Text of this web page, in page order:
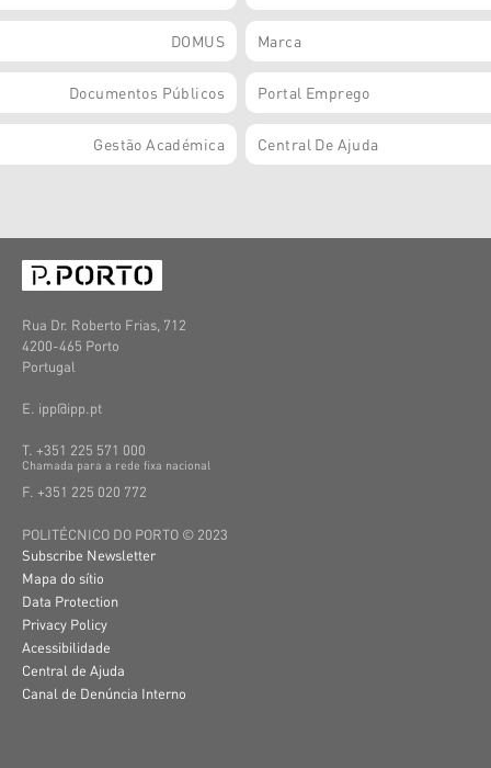
DOMUS Marca
Documentos Públicos Portal Emprego
Gestão Académica Central De Ajuda
Rua Dr. Roberto Frias, 712
4200-465 Porto
Portugal
E. ipp@ipp.pt
T. +351 225 571 000
Chamada para a rede fixa nacional
F. +351 225 020 772
POLITÉCNICO DO PORTO © 2023
Subscribe Newsletter
Mapa do sítio
Data Protection
Privacy Policy
Acessibilidade
Central de Ajuda
Canal de Denúncia Interno